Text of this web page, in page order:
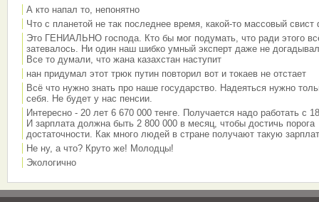
А кто напал то, непонятно
Что с планетой не так последнее время, какой-то массовый свист
Это ГЕНИАЛЬНО господа. Кто бы мог подумать, что ради этого
затевалось. Ни один наш шибко умный эксперт даже не
Все то думали, что жана казахстан наступит
нан придумал этот трюк путин повторил вот и токаев не отстает
Всё что нужно знать про наше государство. Надеяться нужно
себя. Не будет у нас пенсии.
Интересно - 20 лет 6 670 000 тенге. Получается надо работать с
И зарплата должна быть 2 800 000 в месяц, чтобы достичь порога
достаточности. Как много людей в стране получают такую
Не ну, а что? Круто же! Молодцы!
Экологично